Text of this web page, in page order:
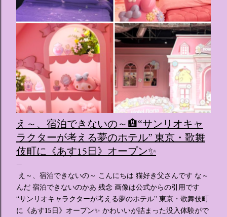
え～、宿泊できないの～🏨“サンリオキャ
ラクターが考える夢のホテル” 東京・歌舞
伎町に《あす15日》オープン✨️
え～、宿泊できないの～ こんにちは 猫好き父さんです な～
んだ 宿泊できないのかあ 残念 画像は公式からの引用です
“サンリオキャラクターが考える夢のホテル” 東京・歌舞伎町
に《あす15日》オープン✨️ かわいいが詰まった没入体験がで